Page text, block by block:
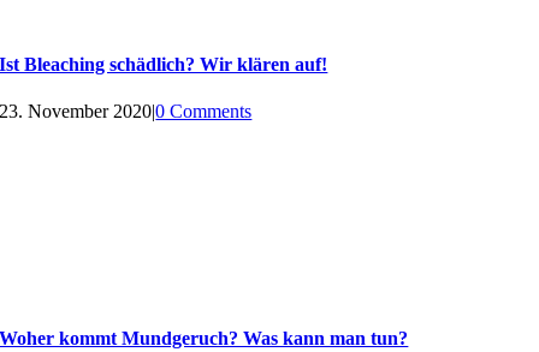
Ist Bleaching schädlich? Wir klären auf!
23. November 2020|0 Comments
Woher kommt Mundgeruch? Was kann man tun?